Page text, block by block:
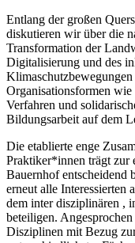
Entlang der großen
diskutieren wir über die
Transformation der
Digitalisierung und des
Organisationsformen
Verfahren und
Bildungsarbeit auf dem
Die etablierte enge
Praktiker*innen trägt zur
Bauernhof entscheidend
erneut alle Interessierten
dem inter disziplinären ,
beteiligen.
Disziplinen mit Bezug